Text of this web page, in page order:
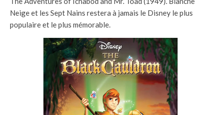
Neige et les Sept Nains restera à jamais le Disney le plus
populaire et le plus mémorable.